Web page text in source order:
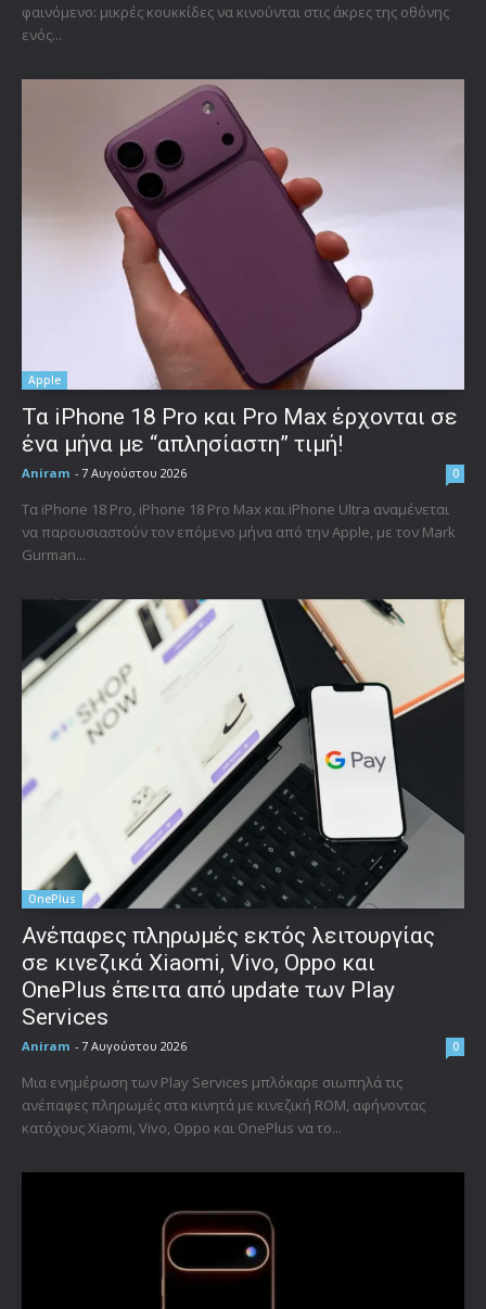
φαινόμενο: μικρές κουκκίδες να κινούνται στις άκρες της οθόνης
ενός...
Apple
Τα iPhone 18 Pro και Pro Max έρχονται σε
ένα μήνα με “απλησίαστη” τιμή!
Aniram - 7 Αυγούστου 2026 0
Τα iPhone 18 Pro, iPhone 18 Pro Max και iPhone Ultra αναμένεται
να παρουσιαστούν τον επόμενο μήνα από την Apple, με τον Mark
Gurman...
OnePlus
Ανέπαφες πληρωμές εκτός λειτουργίας
σε κινεζικά Xiaomi, Vivo, Oppo και
OnePlus έπειτα από update των Play
Services
Aniram - 7 Αυγούστου 2026 0
Μια ενημέρωση των Play Services μπλόκαρε σιωπηλά τις
ανέπαφες πληρωμές στα κινητά με κινεζική ROM, αφήνοντας
κατόχους Xiaomi, Vivo, Oppo και OnePlus να το...